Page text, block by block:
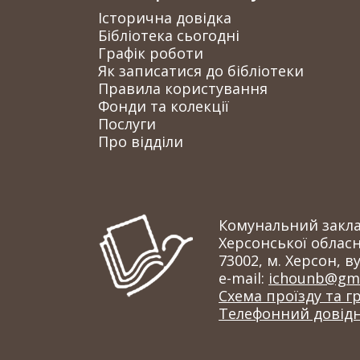
Історична довідка
Бібліотека сьогодні
Графік роботи
Як записатися до бібліотеки
Правила користування
Фонди та колекції
Послуги
Про відділи
Комунальний
Херсонської
73002, м. Херсон,
e-mail:
Схема проїзду та
Телефонний